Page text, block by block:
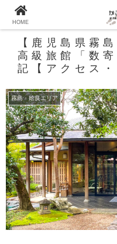
【鹿児島県霧
高級旅館「数
記【アクセス
霧島・姶良エリア
HOME